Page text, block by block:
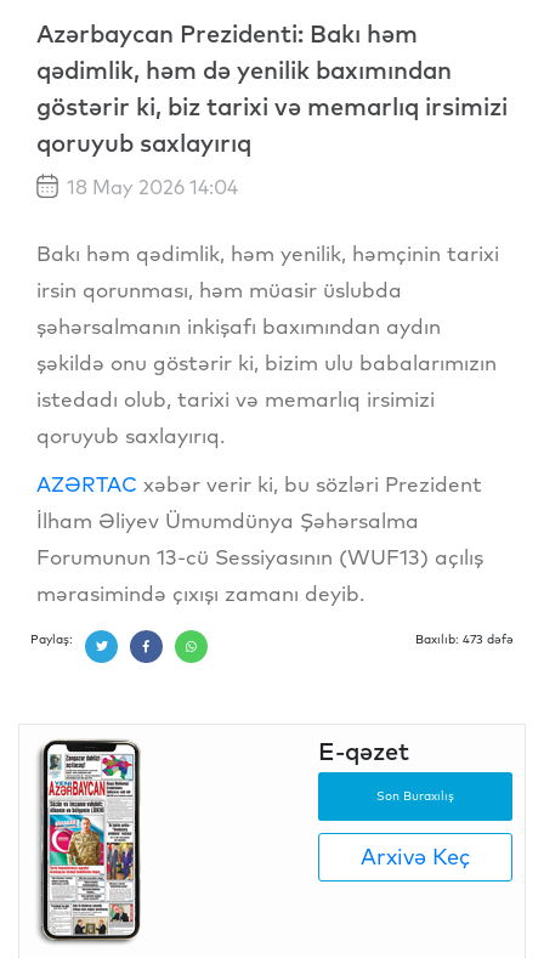
Azərbaycan Prezidenti: Bakı həm
qədimlik, həm də yenilik baxımından
göstərir ki, biz tarixi və memarlıq irsimizi
qoruyub saxlayırıq
18 May 2026 14:04
Bakı həm qədimlik, həm yenilik, həmçinin tarixi
irsin qorunması, həm müasir üslubda
şəhərsalmanın inkişafı baxımından aydın
şəkildə onu göstərir ki, bizim ulu babalarımızın
istedadı olub, tarixi və memarlıq irsimizi
qoruyub saxlayırıq.
AZƏRTAC xəbər verir ki, bu sözləri Prezident
İlham Əliyev Ümumdünya Şəhərsalma
Forumunun 13-cü Sessiyasının (WUF13) açılış
mərasimində çıxışı zamanı deyib.
Paylaş: Baxılıb: 473 dəfə
E-qəzet
Son Buraxılış
Arxivə Keç